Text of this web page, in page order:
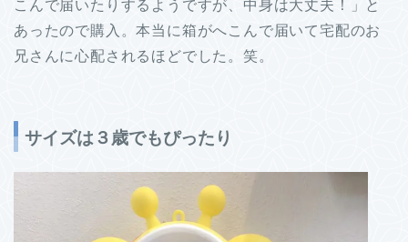
こんで届いたりするようですが、中身は大丈夫！」と
あったので購入。本当に箱がへこんで届いて宅配のお
兄さんに心配されるほどでした。笑。
サイズは３歳でもぴったり